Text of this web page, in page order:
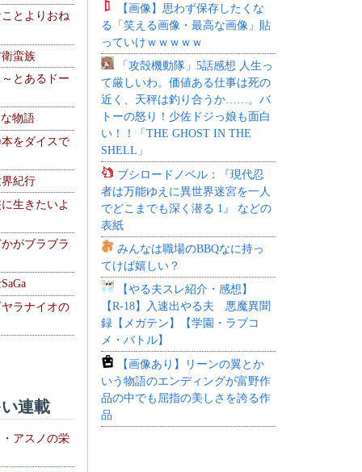
とよりおね
蛮族
とあるドー
物語
をダイスで
紀行
生きたいよ
がブラブラ
ラナイオの
連載
アスノの栄
【画像】思わず保存したくな
る「笑える画像・最高な画像」貼
っていけｗｗｗｗｗ
「攻殻機動隊」5話感想 人生っ
て厳しいわ。価値ある仕事は死の
近く、天秤は釣り合うか……。バ
トーの怒り！少佐ドジっ娘も面白
い！！「THE GHOST IN THE
SHELL」
ブシロードノベル：『現代忍
者は万能ゆえに異世界迷宮を一人
でどこまでも深く潜る 1』 などの
表紙
みんなは職場のBBQなに持っ
てけば嬉しい？
【やる夫スレ紹介・感想】
【R-18】入速出やる夫 悪魔異聞
録【メガテン】【学園・ラブコ
メ・バトル】
【画像あり】リーンの翼とか
いう物語のエンディングが富野作
品の中でも屈指の美しさを誇る作
品